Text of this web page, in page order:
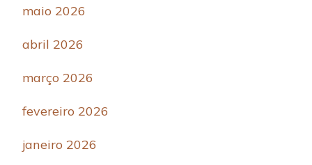
maio 2026
abril 2026
março 2026
fevereiro 2026
janeiro 2026